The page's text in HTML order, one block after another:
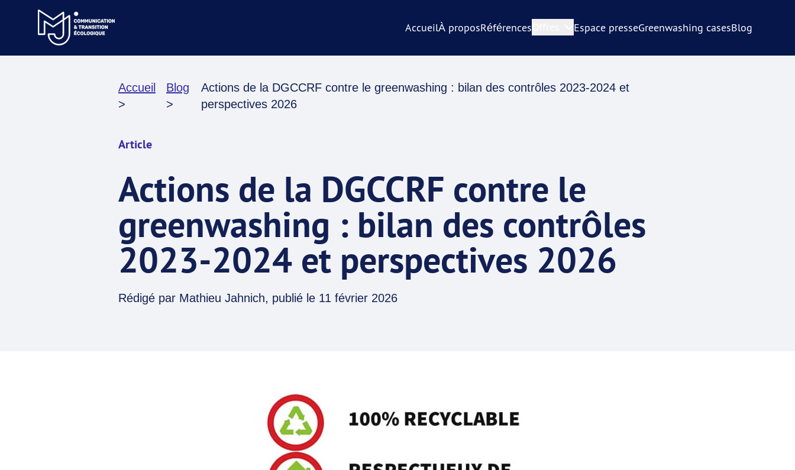
AccueilÀ proposRéférences Espace presseGreenwashing casesBlog
Accueil
>
Blog
>
Actions de la DGCCRF contre le greenwashing : bilan des contrôles 2023-2024 et
perspectives 2026
Article
Actions de la DGCCRF contre le
greenwashing : bilan des contrôles
2023-2024 et perspectives 2026
Rédigé par Mathieu Jahnich, publié le 11 février 2026